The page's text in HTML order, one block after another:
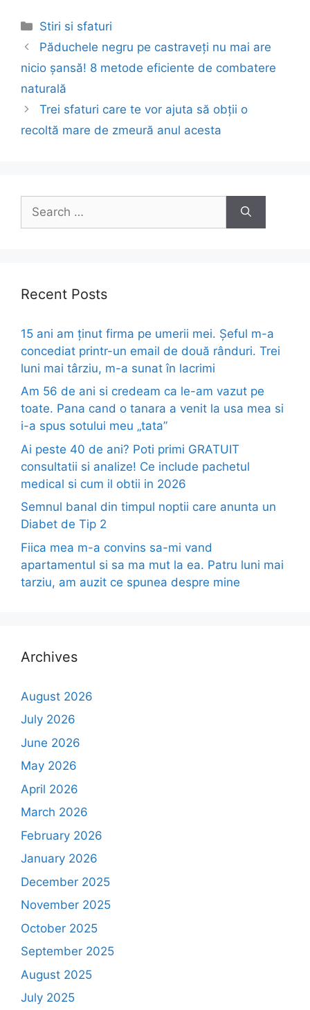
Categories
Stiri si sfaturi
Post
navigation
Păduchele negru pe castraveți nu mai are
nicio șansă! 8 metode eficiente de combatere
naturală
Trei sfaturi care te vor ajuta să obții o
recoltă mare de zmeură anul acesta
for:
Recent Posts
15 ani am ținut firma pe umerii mei. Șeful m-a
concediat printr-un email de două rânduri. Trei
luni mai târziu, m-a sunat în lacrimi
Am 56 de ani si credeam ca le-am vazut pe
toate. Pana cand o tanara a venit la usa mea si
i-a spus sotului meu „tata”
Ai peste 40 de ani? Poti primi GRATUIT
consultatii si analize! Ce include pachetul
medical si cum il obtii in 2026
Semnul banal din timpul noptii care anunta un
Diabet de Tip 2
Fiica mea m-a convins sa-mi vand
apartamentul si sa ma mut la ea. Patru luni mai
tarziu, am auzit ce spunea despre mine
Archives
August 2026
July 2026
June 2026
May 2026
April 2026
March 2026
February 2026
January 2026
December 2025
November 2025
October 2025
September 2025
August 2025
July 2025